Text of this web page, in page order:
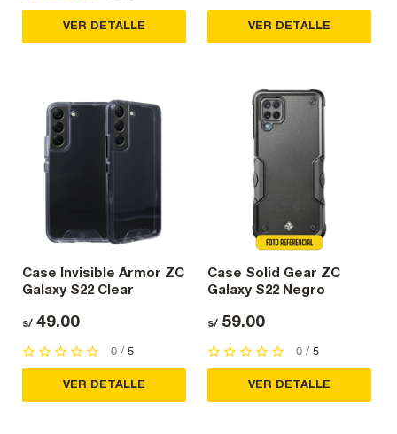
VER DETALLE VER DETALLE
Case Invisible Armor ZC
Galaxy S22 Clear
s/ 49.00
0 / 5
VER DETALLE
Case Solid Gear ZC
Galaxy S22 Negro
s/ 59.00
0 / 5
VER DETALLE